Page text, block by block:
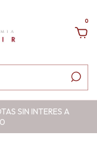
0
SIN INTERES A